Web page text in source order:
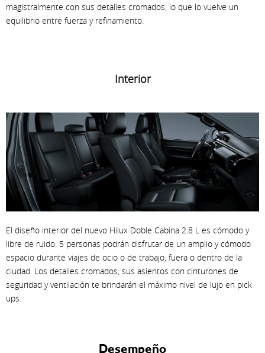
magistralmente con sus detalles cromados, lo que lo vuelve un
equilibrio entre fuerza y refinamiento.
Interior
El diseño interior del nuevo Hilux Doble Cabina 2.8 L es cómodo y
libre de ruido. 5 personas podrán disfrutar de un amplio y cómodo
espacio durante viajes de ocio o de trabajo, fuera o dentro de la
ciudad. Los detalles cromados, sus asientos con cinturones de
seguridad y ventilación te brindarán el máximo nivel de lujo en pick
ups.
Desempeño